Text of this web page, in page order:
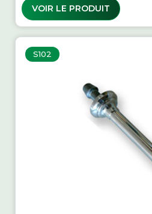
VOIR LE PRODUIT
S102